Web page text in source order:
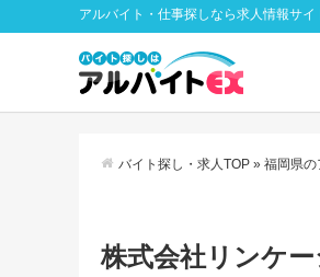
アルバイト・仕事探しなら求人情報サイ
バイト探し・求人TOP » 福岡県の
株式会社リンケ